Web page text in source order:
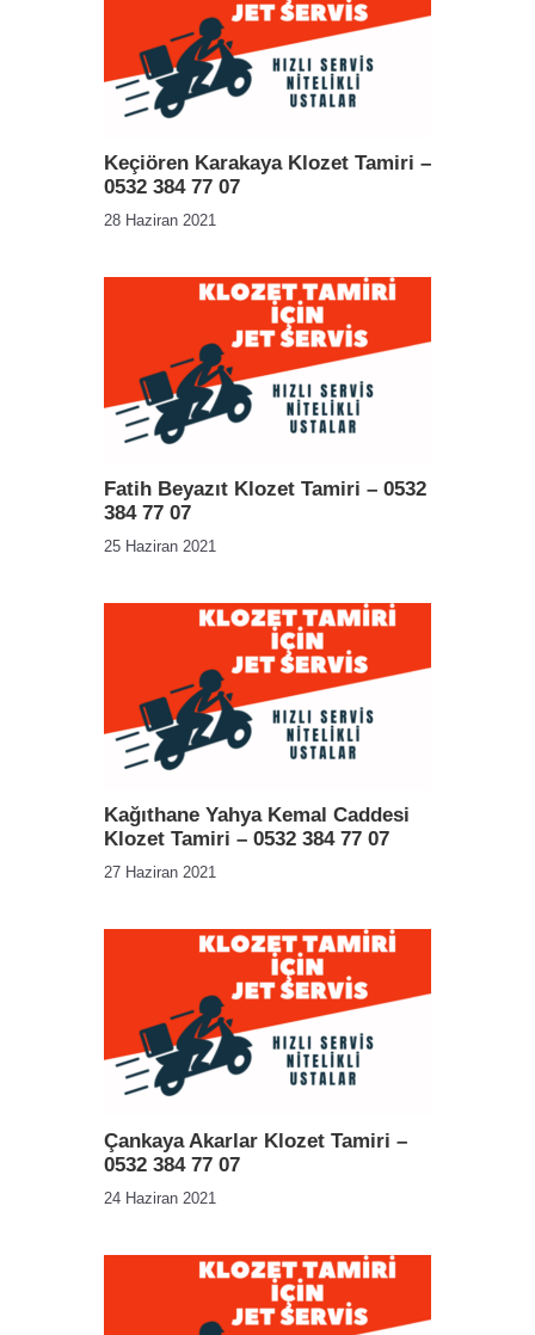
Keçiören Karakaya Klozet Tamiri –
0532 384 77 07
28 Haziran 2021
Fatih Beyazıt Klozet Tamiri – 0532
384 77 07
25 Haziran 2021
Kağıthane Yahya Kemal Caddesi
Klozet Tamiri – 0532 384 77 07
27 Haziran 2021
Çankaya Akarlar Klozet Tamiri –
0532 384 77 07
24 Haziran 2021